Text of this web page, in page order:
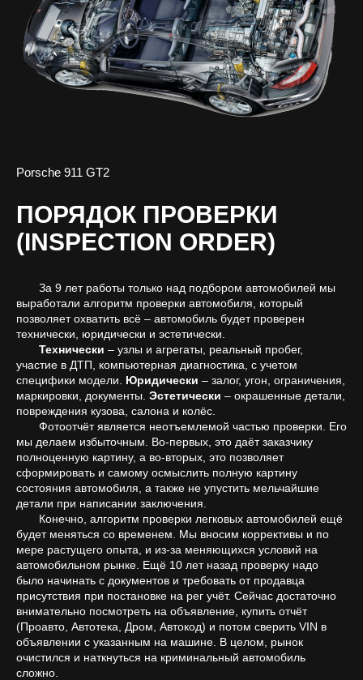
Porsche 911 GT2
ПОРЯДОК ПРОВЕРКИ
(INSPECTION ORDER)
За 9 лет работы только над подбором автомобилей мы
выработали алгоритм проверки автомобиля, который
позволяет охватить всё – автомобиль будет проверен
технически, юридически и эстетически.
Технически – узлы и агрегаты, реальный пробег,
участие в ДТП, компьютерная диагностика, с учетом
специфики модели. Юридически – залог, угон, ограничения,
маркировки, документы. Эстетически – окрашенные детали,
повреждения кузова, салона и колёс.
Фотоотчёт является неотъемлемой частью проверки. Его
мы делаем избыточным. Во-первых, это даёт заказчику
полноценную картину, а во-вторых, это позволяет
сформировать и самому осмыслить полную картину
состояния автомобиля, а также не упустить мельчайшие
детали при написании заключения.
Конечно, алгоритм проверки легковых автомобилей ещё
будет меняться со временем. Мы вносим коррективы и по
мере растущего опыта, и из-за меняющихся условий на
автомобильном рынке. Ещё 10 лет назад проверку надо
было начинать с документов и требовать от продавца
присутствия при постановке на рег учёт. Сейчас достаточно
внимательно посмотреть на объявление, купить отчёт
(Проавто, Автотека, Дром, Автокод) и потом сверить VIN в
объявлении с указанным на машине. В целом, рынок
очистился и наткнуться на криминальный автомобиль
сложно.